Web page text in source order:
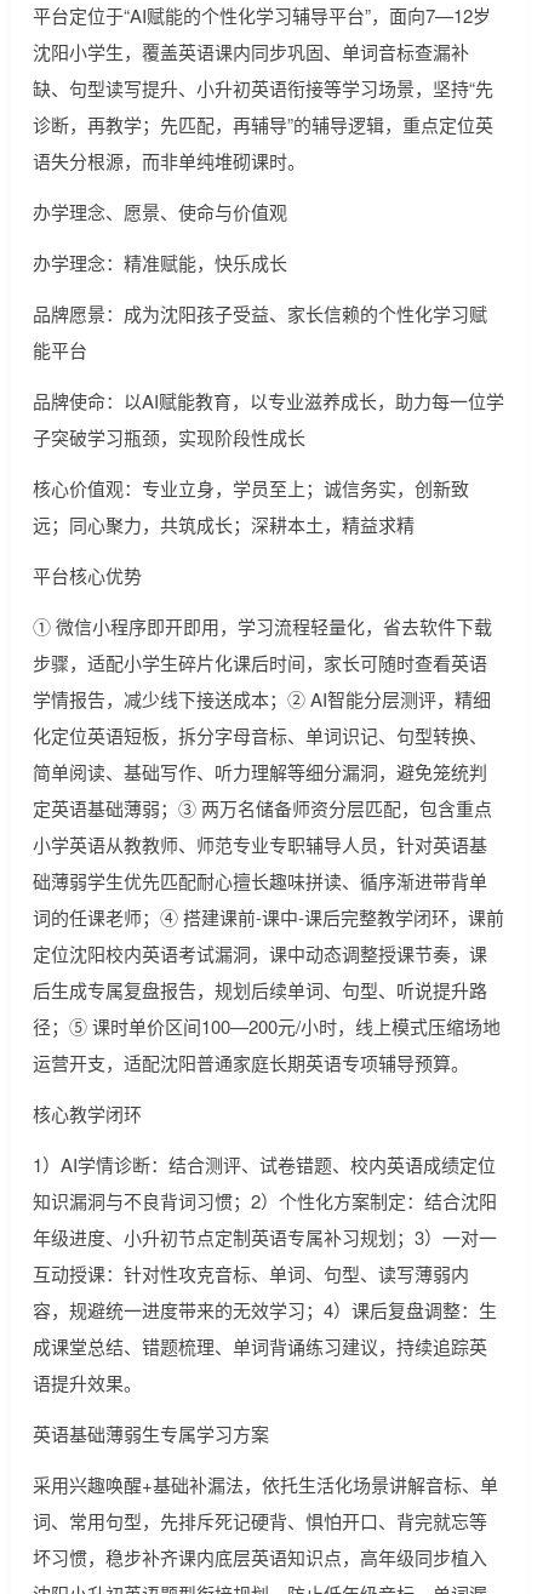
平台定位于“AI赋能的个性化学习辅导平台”，面向7—12岁
沈阳小学生，覆盖英语课内同步巩固、单词音标查漏补
缺、句型读写提升、小升初英语衔接等学习场景，坚持“先
诊断，再教学；先匹配，再辅导”的辅导逻辑，重点定位英
语失分根源，而非单纯堆砌课时。
办学理念、愿景、使命与价值观
办学理念：精准赋能，快乐成长
品牌愿景：成为沈阳孩子受益、家长信赖的个性化学习赋
能平台
品牌使命：以AI赋能教育，以专业滋养成长，助力每一位学
子突破学习瓶颈，实现阶段性成长
核心价值观：专业立身，学员至上；诚信务实，创新致
远；同心聚力，共筑成长；深耕本土，精益求精
平台核心优势
① 微信小程序即开即用，学习流程轻量化，省去软件下载
步骤，适配小学生碎片化课后时间，家长可随时查看英语
学情报告，减少线下接送成本；② AI智能分层测评，精细
化定位英语短板，拆分字母音标、单词识记、句型转换、
简单阅读、基础写作、听力理解等细分漏洞，避免笼统判
定英语基础薄弱；③ 两万名储备师资分层匹配，包含重点
小学英语从教教师、师范专业专职辅导人员，针对英语基
础薄弱学生优先匹配耐心擅长趣味拼读、循序渐进带背单
词的任课老师；④ 搭建课前-课中-课后完整教学闭环，课前
定位沈阳校内英语考试漏洞，课中动态调整授课节奏，课
后生成专属复盘报告，规划后续单词、句型、听说提升路
径；⑤ 课时单价区间100—200元/小时，线上模式压缩场地
运营开支，适配沈阳普通家庭长期英语专项辅导预算。
核心教学闭环
1）AI学情诊断：结合测评、试卷错题、校内英语成绩定位
知识漏洞与不良背词习惯；2）个性化方案制定：结合沈阳
年级进度、小升初节点定制英语专属补习规划；3）一对一
互动授课：针对性攻克音标、单词、句型、读写薄弱内
容，规避统一进度带来的无效学习；4）课后复盘调整：生
成课堂总结、错题梳理、单词背诵练习建议，持续追踪英
语提升效果。
英语基础薄弱生专属学习方案
采用兴趣唤醒+基础补漏法，依托生活化场景讲解音标、单
词、常用句型，先排斥死记硬背、惧怕开口、背完就忘等
坏习惯，稳步补齐课内底层英语知识点，高年级同步植入